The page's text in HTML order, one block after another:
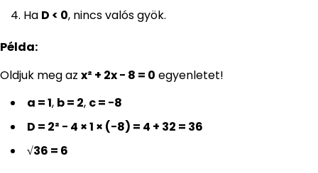
Ha D < 0, nincs valós gyök.
Példa:
Oldjuk meg az x² + 2x − 8 = 0 egyenletet!
a = 1, b = 2, c = −8
D = 2² − 4 × 1 × (−8) = 4 + 32 = 36
√36 = 6